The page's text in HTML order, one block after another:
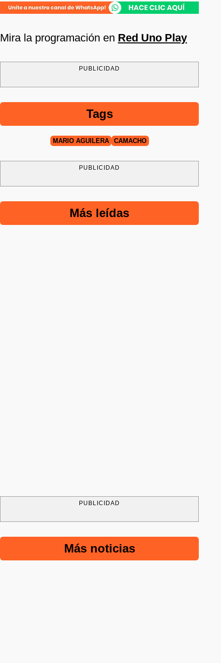
Mira la programación en Red Uno Play
PUBLICIDAD
Tags
MARIO AGUILERA CAMACHO
PUBLICIDAD
Más leídas
PUBLICIDAD
Más noticias